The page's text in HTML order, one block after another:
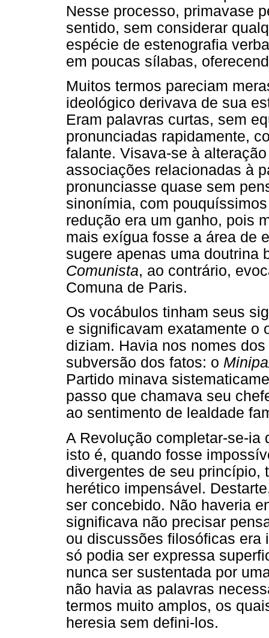
Nesse processo, primavase
sentido, sem considerar
espécie de estenografia
em poucas sílabas,
Muitos termos pareciam
ideológico derivava de sua
Eram palavras curtas, sem
pronunciadas rapidamente,
falante. Visava-se à
associações relacionadas à
pronunciasse quase sem
sinonímia, com
redução era um ganho, pois
mais exígua fosse a área de
sugere apenas uma doutrina
Comunista, ao contrário,
Comuna de Paris.
Os vocábulos tinham seus
e significavam exatamente o
diziam. Havia nos nomes
subversão dos fatos: o
Partido minava
passo que chamava seu
ao sentimento de lealdade
A Revolução completar-se-ia
isto é, quando fosse
divergentes de seu princípio,
herético impensável.
ser concebido. Não haveria
significava não precisar
ou discussões filosóficas era
só podia ser expressa
nunca ser sustentada por
não havia as palavras
termos muito amplos, os
heresia sem defini-los.